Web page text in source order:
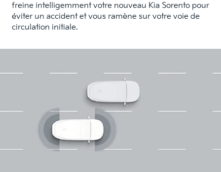
freine intelligemment votre nouveau Kia Sorento pour
éviter un accident et vous ramène sur votre voie de
circulation initiale.